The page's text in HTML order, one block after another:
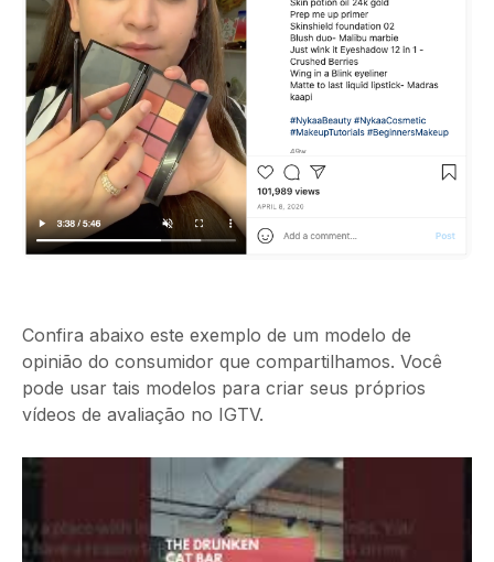
Confira abaixo este exemplo de um modelo de
opinião do consumidor que compartilhamos. Você
pode usar tais modelos para criar seus próprios
vídeos de avaliação no IGTV.